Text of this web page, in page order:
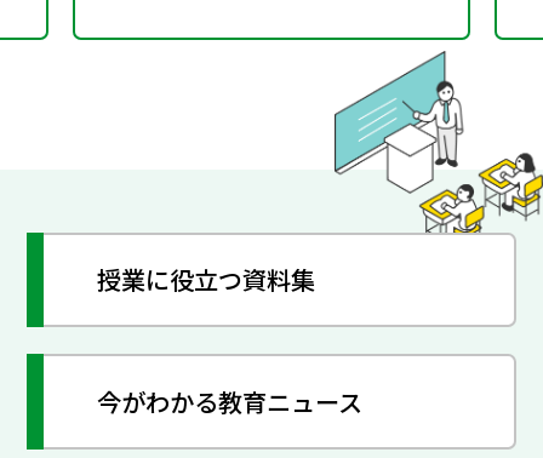
授業に役立つ資料集
今がわかる教育ニュース